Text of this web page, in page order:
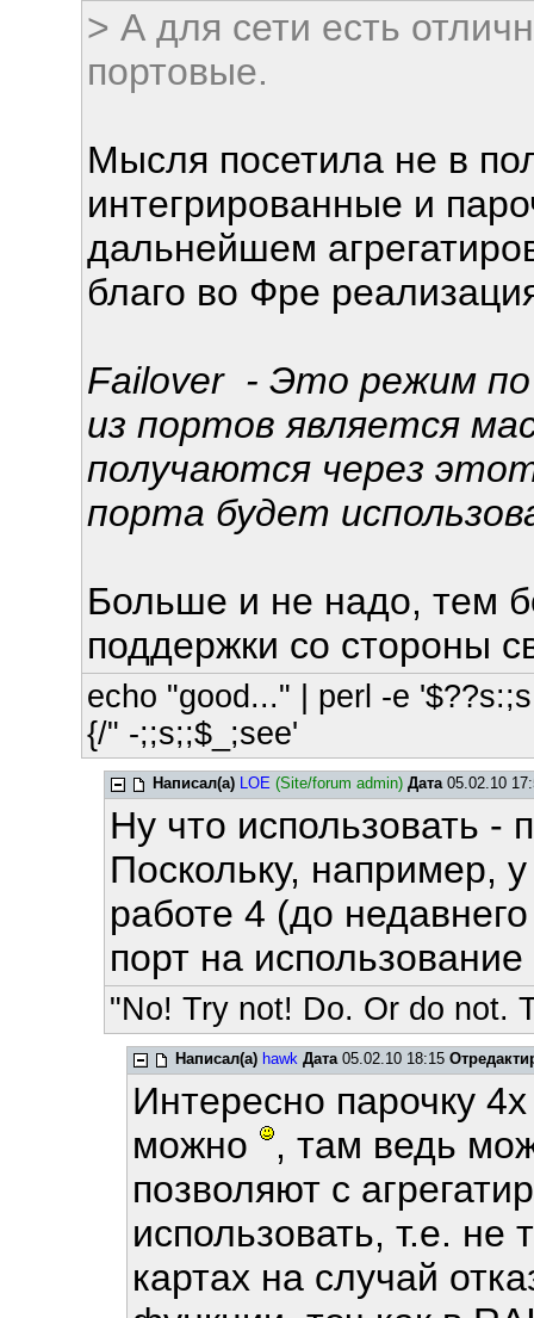
> А для сети есть
портовые.
Мысля посетила не в
интегрированные и
дальнейшем
благо во Фре
Failover - Это режим
из портов является
получаются через
порта будет
Больше и не надо, тем
поддержки со стороны
echo "good..." | perl -e
{/" -;;s;;$_;see'
Написал(а) LOE (Site/forum admin) Дата05.02.10
Ну что использовать -
Поскольку, например,
работе 4 (до
порт на использование
"No! Try not! Do. Or do not.
Написал(а) hawk Дата05.02.10 18:15
Интересно парочку
можно
, там ведь
позволяют с
использовать, т.е. не
картах на случай